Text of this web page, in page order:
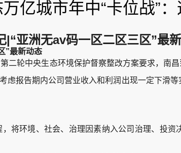
亿城市年中“卡位战”
亚洲无av码一区二区三区”最
”最新动态
轮中央生态环境保护督察整改方案要求，南
告期内公司营业收入和利润出现一定下滑等
将环境、社会、治理因素纳入公司治理、投